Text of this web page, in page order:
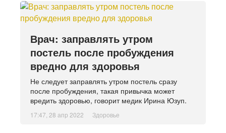
Врач: заправлять утром
постель после пробуждения
вредно для здоровья
Не следует заправлять утром постель сразу
после пробуждения, такая привычка может
вредить здоровью, говорит медик Ирина Юзуп.
17:47, 28 апр 2022 Здоровье